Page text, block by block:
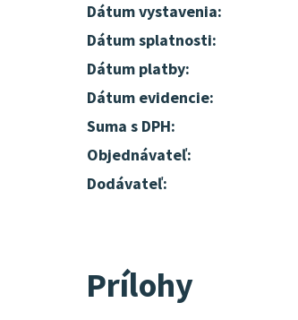
Dátum vystavenia:
Dátum splatnosti:
Dátum platby:
Dátum evidencie:
Suma s DPH:
Objednávateľ:
Dodávateľ:
Prílohy